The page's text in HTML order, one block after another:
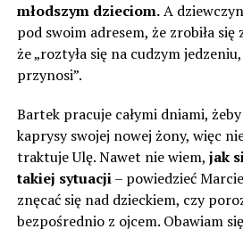
młodszym dzieciom.A
pod swoim adresem, że zrobiła się
że „roztyła się na cudzym
przynosi”.
Bartek pracuje całymi dniami,
kaprysy swojej nowej żony, więc
traktuje Ulę. Nawet nie wiem, jak
takiej sytuacji– powiedzieć
znęcać się nad dzieckiem, czy
bezpośrednio z ojcem. Obawiam